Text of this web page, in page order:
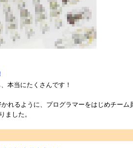
本当にたくさんです！
かれるように、プログラマーをはじめチーム
ました。